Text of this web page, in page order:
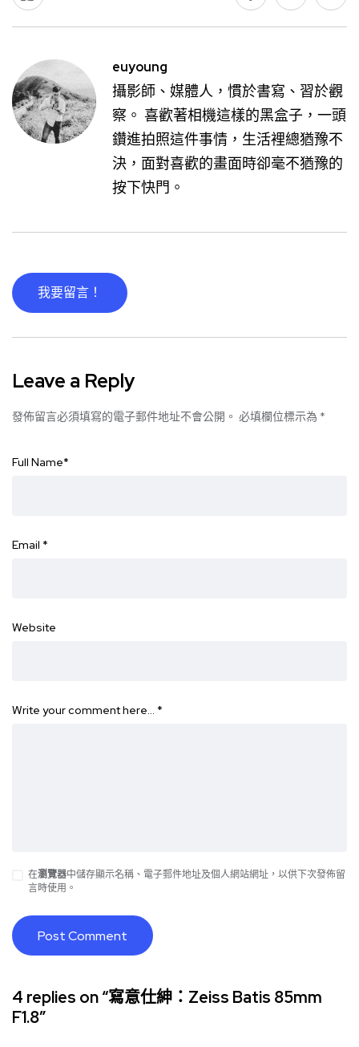
euyoung
攝影師、媒體人，慣於書寫、習於觀
察。 喜歡著相機這樣的黑盒子，一頭
鑽進拍照這件事情，生活裡總猶豫不
決，面對喜歡的畫面時卻毫不猶豫的
按下快門。
我要留言！
Leave a Reply
發佈留言必須填寫的電子郵件地址不會公開。 必填欄位標示為 *
Full Name*
Email *
Website
Write your comment here… *
在瀏覽器中儲存顯示名稱、電子郵件地址及個人網站網址，以供下次發佈留
言時使用。
4 replies on “寫意仕紳：Zeiss Batis 85mm
F1.8”